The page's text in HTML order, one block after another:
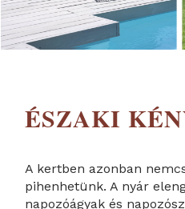
ÉSZAKI
A kertben azonban
pihenhetünk. A nyár
napozóágyak és